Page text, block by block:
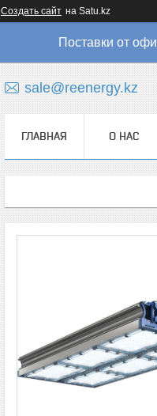
Создать сайт на Satu.kz
Поставки от
sale@reenergy.kz
ГЛАВНАЯ О НАС